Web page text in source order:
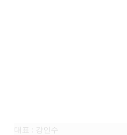
대표 : 강인수